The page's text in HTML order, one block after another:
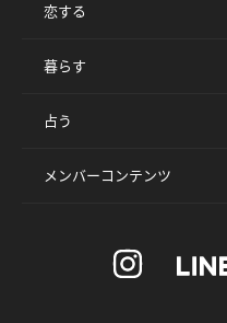
恋する
暮らす
占う
メンバーコンテンツ